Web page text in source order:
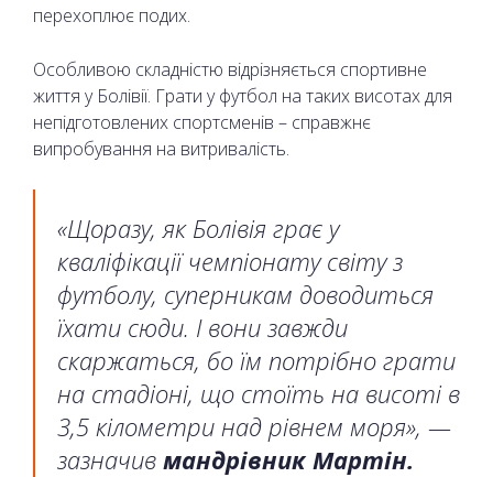
перехоплює подих.
Особливою складністю відрізняється спортивне
життя у Болівії. Грати у футбол на таких висотах для
непідготовлених спортсменів – справжнє
випробування на витривалість.
«Щоразу, як Болівія грає у
кваліфікації чемпіонату світу з
футболу, суперникам доводиться
їхати сюди. І вони завжди
скаржаться, бо їм потрібно грати
на стадіоні, що стоїть на висоті в
3,5 кілометри над рівнем моря», —
зазначив мандрівник Мартін.